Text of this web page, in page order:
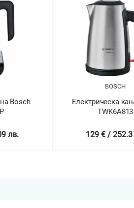
Bosch
лв.
BOSCH
Електрическа
TWK6A813
129 € / 252.3